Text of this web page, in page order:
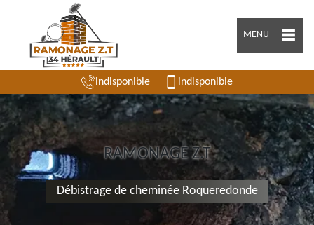
MENU
indisponible indisponible
RAMONAGE Z.T
Débistrage de cheminée Roqueredonde